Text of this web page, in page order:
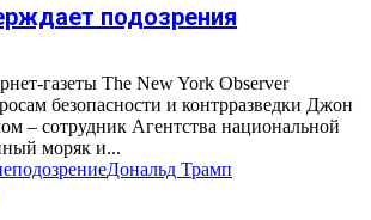
подозрения
газеты The New York Observer
безопасности и контрразведки Джон
– сотрудник Агентства национальной
моряк и...
подозрениеДональд Трамп